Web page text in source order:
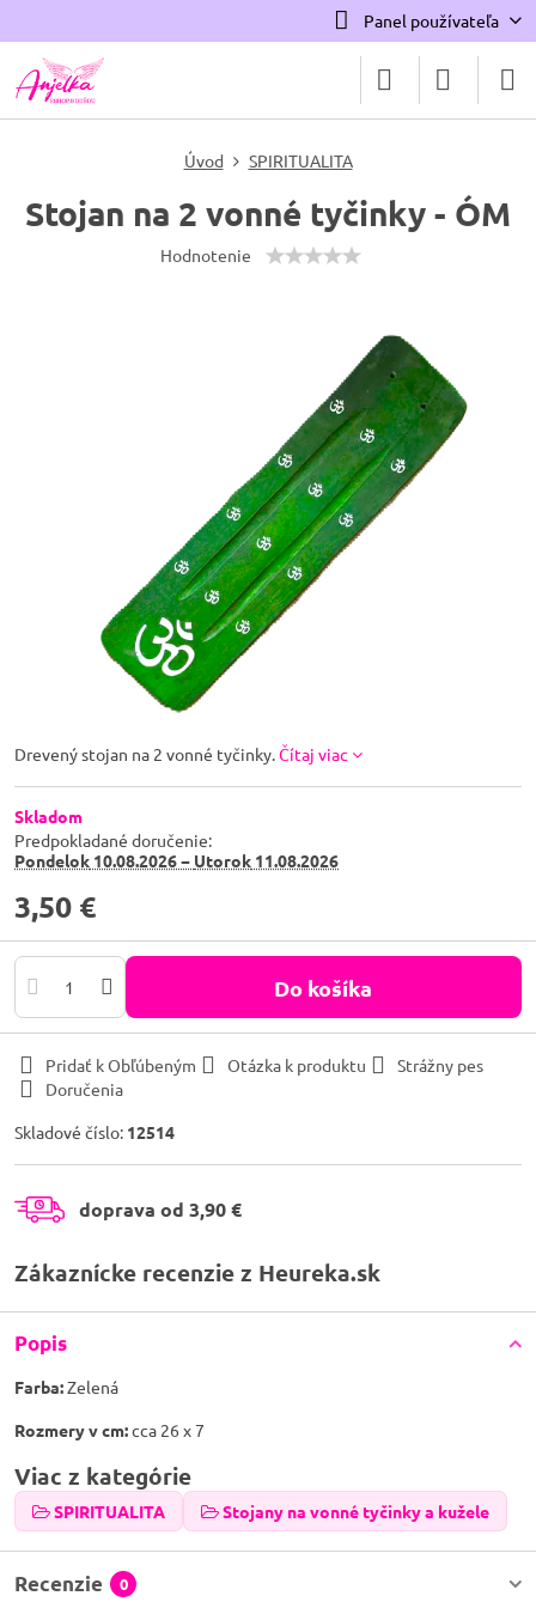
Panel používateľa
Úvod SPIRITUALITA
Stojan na 2 vonné tyčinky - ÓM
Hodnotenie
Drevený stojan na 2 vonné tyčinky.Čítaj viac
Skladom
Predpokladané doručenie:
Pondelok 10.08.2026 − Utorok 11.08.2026
3,50 €
Do košíka
Pridať k Obľúbeným Otázka k produktu
Strážny pes
Doručenia
Skladové číslo: 12514
doprava od 3,90 €
Zákaznícke recenzie z Heureka.sk
Popis
Farba:Zelená
Rozmery v cm:cca 26 x 7
Viac z kategórie
SPIRITUALITA Stojany na vonné tyčinky a kužele
Recenzie 0